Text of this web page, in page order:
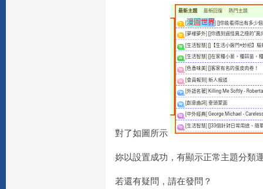
對了如圖所示
妳以設置成功，有顯示正常主題分類
若還有疑問，請在發問？